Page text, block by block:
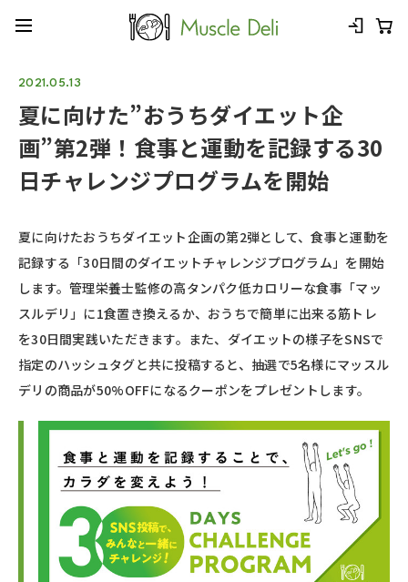
2021.05.13
夏に向けた”おうちダイエット企
画”第2弾！食事と運動を記録する30
日チャレンジプログラムを開始
夏に向けたおうちダイエット企画の第2弾として、食事と運動を
記録する「30日間のダイエットチャレンジプログラム」を開始
します。管理栄養士監修の高タンパク低カロリーな食事「マッ
スルデリ」に1食置き換えるか、おうちで簡単に出来る筋トレ
を30日間実践いただきます。また、ダイエットの様子をSNSで
指定のハッシュタグと共に投稿すると、抽選で5名様にマッスル
デリの商品が50%OFFになるクーポンをプレゼントします。